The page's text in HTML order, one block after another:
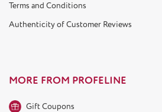
Terms and Conditions
Authenticity of Customer Reviews
MORE FROM PROFELINE
Gift Coupons